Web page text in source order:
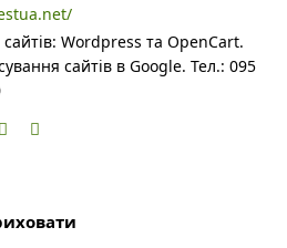
сайтів: Wordpress та OpenCart.
сайтів в Google. Тел.: 095